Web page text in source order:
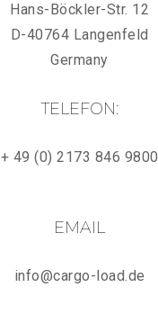
Hans-Böckler-Str. 12
D-40764 Langenfeld
Germany
TELEFON:
+ 49 (0) 2173 846 9800
EMAIL
info@cargo-load.de